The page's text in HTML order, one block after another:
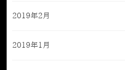
2019年2月
2019年1月